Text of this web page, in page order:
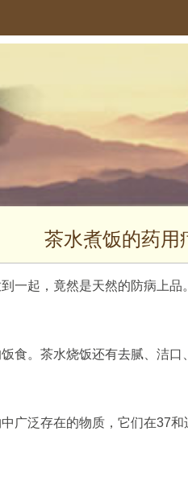
茶水煮饭的药用
一起，竟然是天然的防病上
食。茶水烧饭还有去腻、洁
广泛存在的物质，它们在37